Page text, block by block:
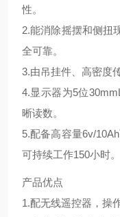
性。
2.能消除摇摆和侧扭
全可靠。
3.由吊挂件、高密度
4.显示器为5位
晰读数。
5.配备高容量6v/
可持续工作150小时。
产品优点
1.配无线遥控器，操